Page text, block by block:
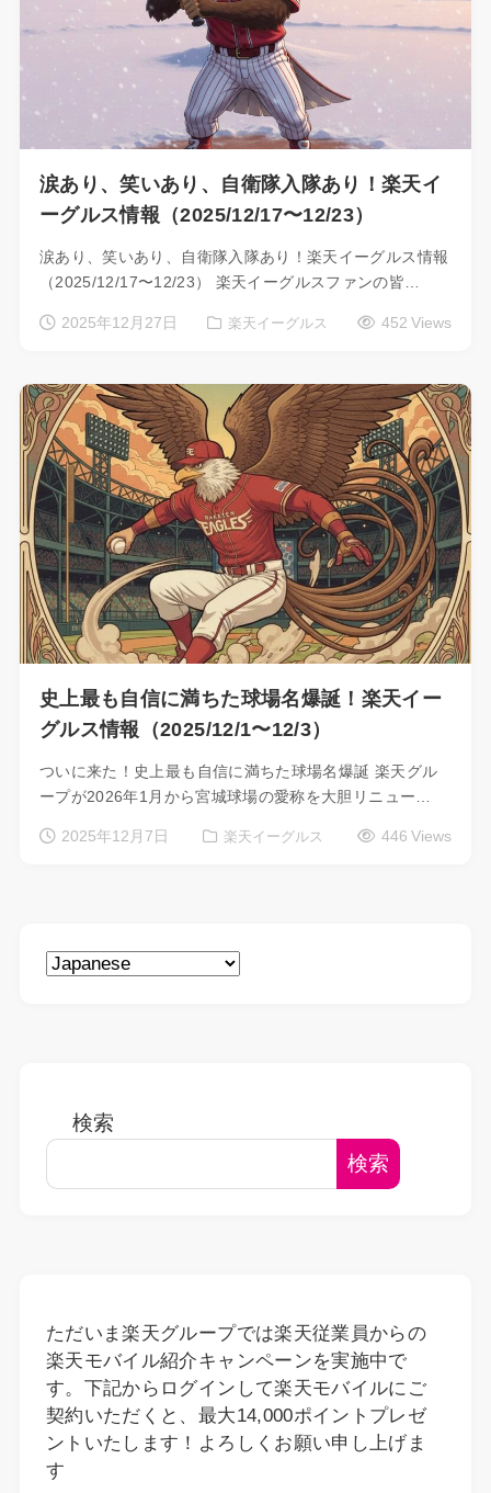
涙あり、笑いあり、自衛隊入隊あり！楽天イ
ーグルス情報（2025/12/17〜12/23）
涙あり、笑いあり、自衛隊入隊あり！楽天イーグルス情報
（2025/12/17〜12/23） 楽天イーグルスファンの皆…
2025年12月27日 楽天イーグルス 452 Views
史上最も自信に満ちた球場名爆誕！楽天イー
グルス情報（2025/12/1〜12/3）
ついに来た！史上最も自信に満ちた球場名爆誕 楽天グル
ープが2026年1月から宮城球場の愛称を大胆リニュー…
2025年12月7日 楽天イーグルス 446 Views
検索
検索
ただいま楽天グループでは楽天従業員からの
楽天モバイル紹介キャンペーンを実施中で
す。下記からログインして楽天モバイルにご
契約いただくと、最大14,000ポイントプレゼ
ントいたします！よろしくお願い申し上げま
す